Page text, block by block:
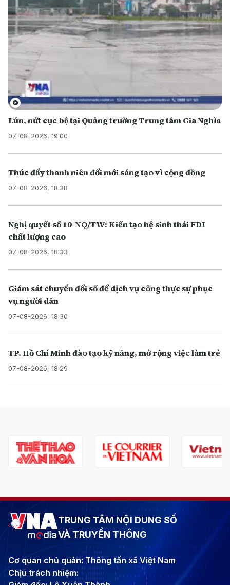
Lún, nứt cục bộ tại Quảng trường Trung tâm Gia Nghĩa
07-08-2026, 19:00
Thúc đẩy thanh niên đổi mới sáng tạo vì cộng đồng
07-08-2026, 18:38
Nghị quyết số 10-NQ/TW: Kiến tạo hệ sinh thái FDI
chất lượng cao
07-08-2026, 18:33
Giám sát chuyển đổi số để dịch vụ công thực sự phục
vụ người dân
07-08-2026, 18:30
TP. Hồ Chí Minh đào tạo kỹ năng, mở rộng việc làm trẻ
07-08-2026, 18:29
TRUNG TÂM NỘI DUNG SỐ
VÀ TRUYỀN THÔNG
Cơ quan chủ quản: Thông tấn xã Việt Nam
Chịu trách nhiệm: